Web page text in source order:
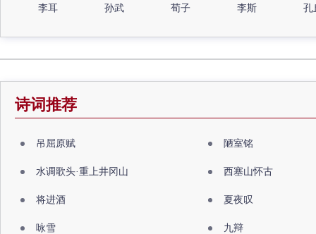
李耳 孙武 荀子 李斯 孔
诗词推荐
吊屈原赋 陋室铭
水调歌头·重上井冈山 西塞山怀古
将进酒 夏夜叹
咏雪 九辩